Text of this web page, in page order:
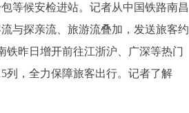
等候安检进站。记者从中国铁路南昌
与探亲流、旅游流叠加，发送旅客约
铁昨日增开前往江浙沪、广深等热门
列，全力保障旅客出行。记者了解